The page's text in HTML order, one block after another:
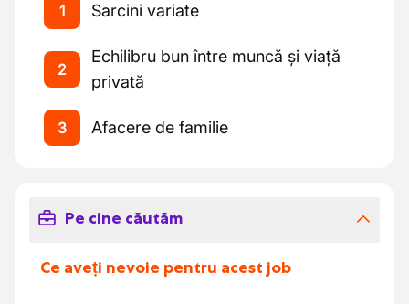
1 Sarcini variate
2
Echilibru bun între muncă și viață
privată
3 Afacere de familie
Pe cine căutăm
Ce aveți nevoie pentru acest job